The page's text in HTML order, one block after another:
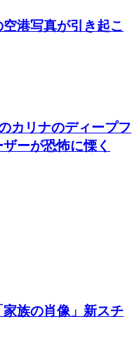
港写真が引き起こ
カリナのディープフ
ーが恐怖に慄く
族の肖像」新スチ